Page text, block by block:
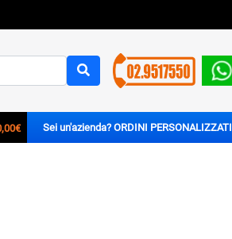
Sei un'azienda? ORDINI PERSONALIZZATI